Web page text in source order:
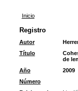
Inicio
Registro
Autor
Título
de
Año
2009
Número